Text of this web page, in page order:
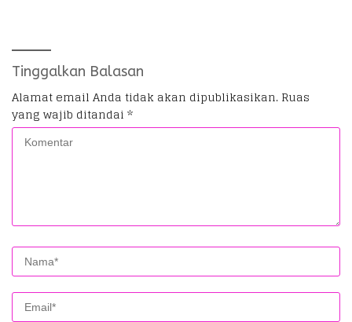
Tinggalkan Balasan
Alamat email Anda tidak akan dipublikasikan. Ruas
yang wajib ditandai *